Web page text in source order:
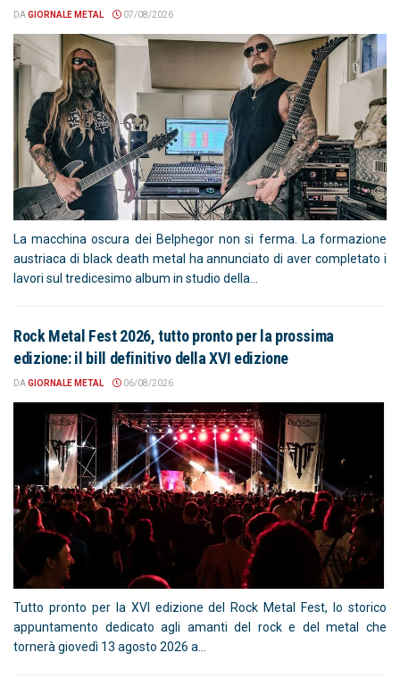
DAGIORNALE METAL 07/08/2026
La macchina oscura dei Belphegor non si ferma. La formazione
austriaca di black death metal ha annunciato di aver completato i
lavori sul tredicesimo album in studio della...
Rock Metal Fest 2026, tutto pronto per la prossima
edizione: il bill definitivo della XVI edizione
DAGIORNALE METAL 06/08/2026
Tutto pronto per la XVI edizione del Rock Metal Fest, lo storico
appuntamento dedicato agli amanti del rock e del metal che
tornerà giovedì 13 agosto 2026 a...